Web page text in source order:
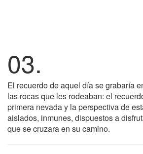
03.
El recuerdo de aquel día se grabaría
las rocas que les rodeaban: el
primera nevada y la perspectiva de
aislados, inmunes, dispuestos a
que se cruzara en su camino.